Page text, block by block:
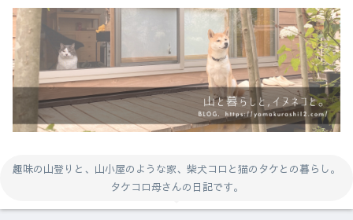
趣味の山登りと、山小屋のような家、柴犬コロと猫のタケとの暮らし。
タケコロ母さんの日記です。